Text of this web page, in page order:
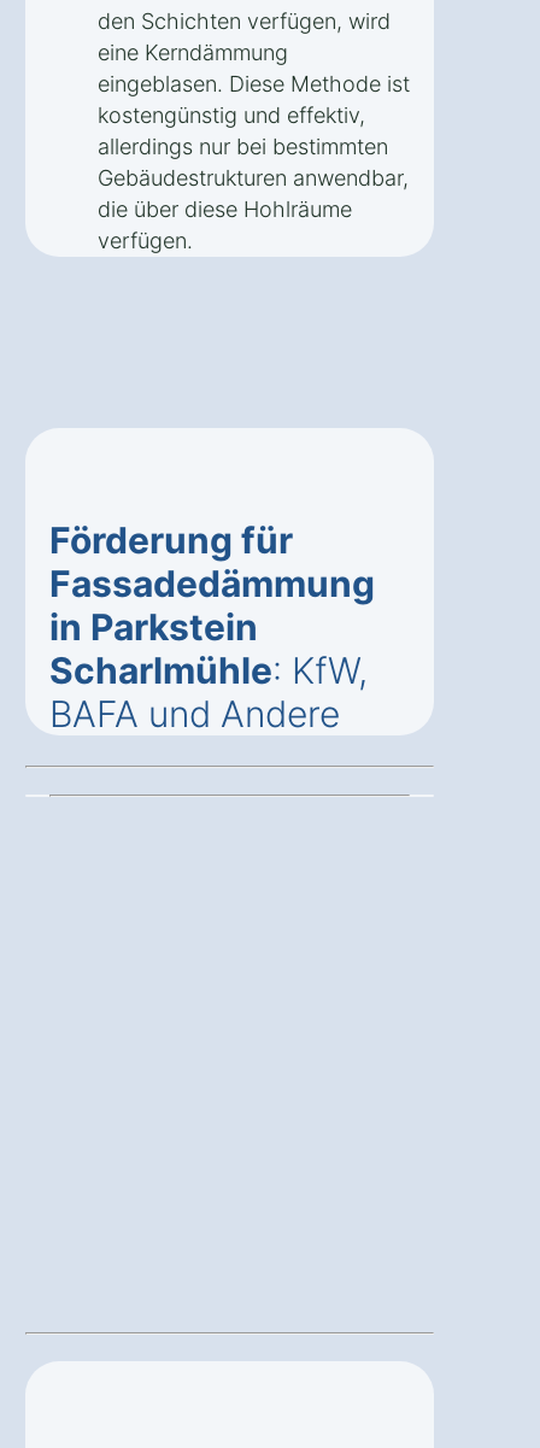
den Schichten verfügen, wird
eine Kerndämmung
eingeblasen. Diese Methode ist
kostengünstig und effektiv,
allerdings nur bei bestimmten
Gebäudestrukturen anwendbar,
die über diese Hohlräume
verfügen.
Förderung für
Fassadedämmung
in Parkstein
Scharlmühle: KfW,
BAFA und Andere